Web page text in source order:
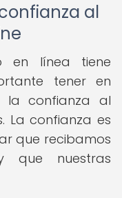
al
en línea tiene
tener en
la confianza al
La confianza es
que recibamos
que nuestras